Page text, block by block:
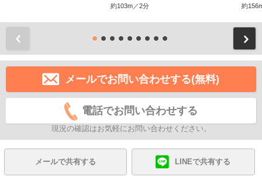
約103m／2分 約
メールでお問い合わせする(無料)
電話でお問い合わせする
現況の確認はお気軽にお問い合わせください。
メールで共有する LINEで共有する